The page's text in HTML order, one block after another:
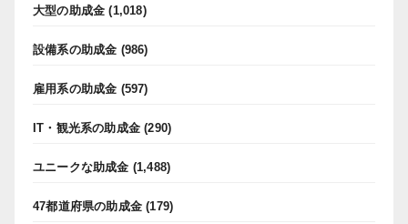
大型の助成金 (1,018)
設備系の助成金 (986)
雇用系の助成金 (597)
IT・観光系の助成金 (290)
ユニークな助成金 (1,488)
47都道府県の助成金 (179)